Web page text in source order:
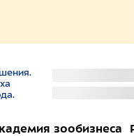
зообизнеса